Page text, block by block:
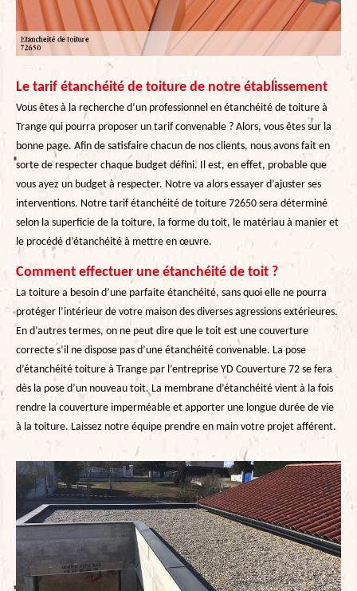
Le tarif étanchéité de toiture de notre établissement
Vous êtes à la recherche d’un professionnel en étanchéité de toiture à
Trange qui pourra proposer un tarif convenable ? Alors, vous êtes sur la
bonne page. Afin de satisfaire chacun de nos clients, nous avons fait en
sorte de respecter chaque budget défini. Il est, en effet, probable que
vous ayez un budget à respecter. Notre va alors essayer d’ajuster ses
interventions. Notre tarif étanchéité de toiture 72650 sera déterminé
selon la superficie de la toiture, la forme du toit, le matériau à manier et
le procédé d’étanchéité à mettre en œuvre.
Comment effectuer une étanchéité de toit ?
La toiture a besoin d’une parfaite étanchéité, sans quoi elle ne pourra
protéger l’intérieur de votre maison des diverses agressions extérieures.
En d’autres termes, on ne peut dire que le toit est une couverture
correcte s’il ne dispose pas d’une étanchéité convenable. La pose
d’étanchéité toiture à Trange par l’entreprise YD Couverture 72 se fera
dès la pose d’un nouveau toit. La membrane d’étanchéité vient à la fois
rendre la couverture imperméable et apporter une longue durée de vie
à la toiture. Laissez notre équipe prendre en main votre projet afférent.